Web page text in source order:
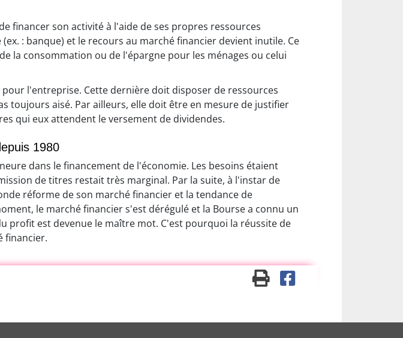
financer son activité à l'aide de ses propres ressources
: banque) et le recours au marché financier devient inutile. Ce
la consommation ou de l'épargne pour les ménages ou celui
l'entreprise. Cette dernière doit disposer de ressources
toujours aisé. Par ailleurs, elle doit être en mesure de justifier
qui eux attendent le versement de dividendes.
1980
dans le financement de l'économie. Les besoins étaient
de titres restait très marginal. Par la suite, à l'instar de
réforme de son marché financier et la tendance de
le marché financier s'est dérégulé et la Bourse a connu un
profit est devenue le maître mot. C'est pourquoi la réussite de
financier.